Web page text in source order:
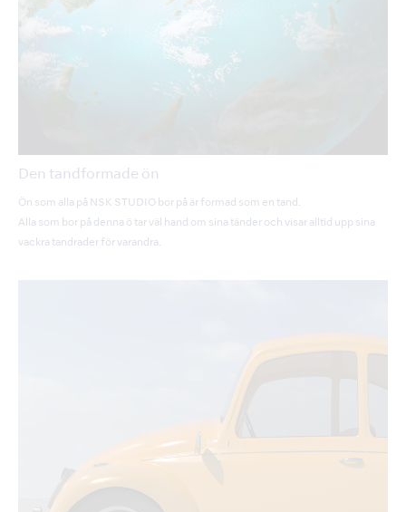
Den tandformade ön
Ön som alla på NSK STUDIO bor på är formad som en tand.
Alla som bor på denna ö tar väl hand om sina tänder och visar alltid upp sina
vackra tandrader för varandra.